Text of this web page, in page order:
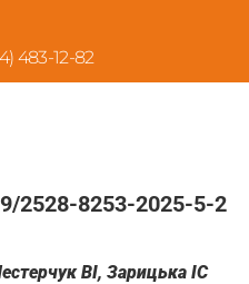
483-12-82
2528-8253-2025-5-2
ВІ, Зарицька ІС